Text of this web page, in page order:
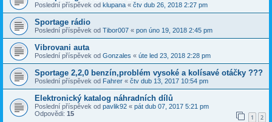
Poslední příspěvek od klupana « čtv dub 26, 2018 2:27 pm
Sportage rádio
Poslední příspěvek od Tibor007 « pon úno 19, 2018 2:45 pm
Vibrovani auta
Poslední příspěvek od Gonzales « úte led 23, 2018 2:28 pm
Sportage 2,2,0 benzín,problém vysoké a kolísavé otáčky ???
Poslední příspěvek od Fahrer « čtv dub 13, 2017 10:54 pm
Elektronický katalog náhradních dílů
Poslední příspěvek od pavlik92 « pát dub 07, 2017 5:21 pm
Odpovědi: 15 1 2